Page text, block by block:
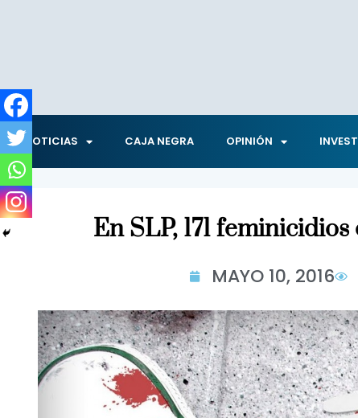
NOTICIAS CAJA NEGRA OPINIÓN
En SLP, 171
MAYO 10, 2016